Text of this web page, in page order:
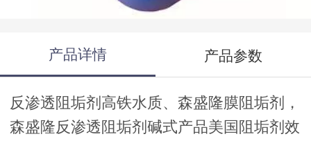
产品详情 产品参数
反渗透阻垢剂高铁水质、森盛隆膜阻垢剂，
森盛隆反渗透阻垢剂碱式产品美国阻垢剂效